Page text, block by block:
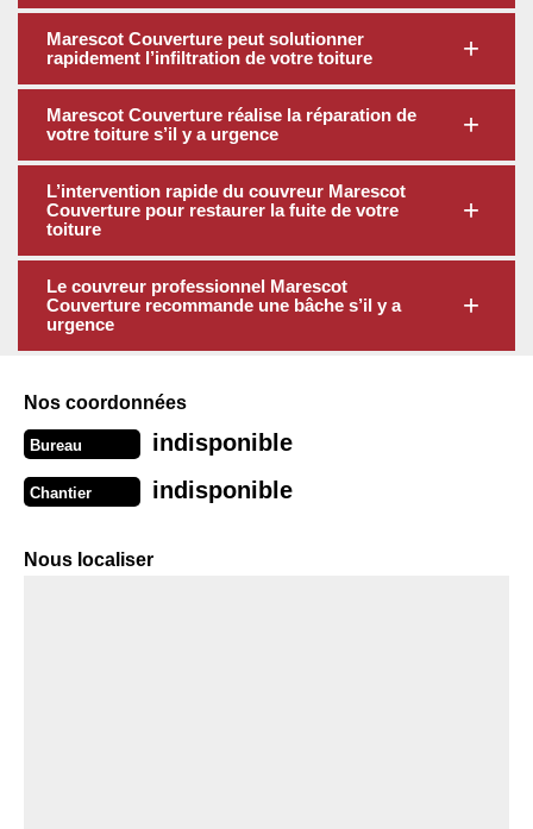
Marescot Couverture peut solutionner
rapidement l’infiltration de votre toiture
Marescot Couverture réalise la réparation de
votre toiture s’il y a urgence
L’intervention rapide du couvreur Marescot
Couverture pour restaurer la fuite de votre
toiture
Le couvreur professionnel Marescot
Couverture recommande une bâche s’il y a
urgence
Nos coordonnées
Bureau indisponible
Chantier indisponible
Nous localiser